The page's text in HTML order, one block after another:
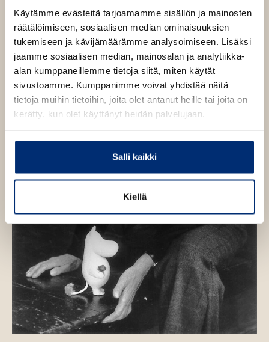
Käytämme evästeitä tarjoamamme sisällön ja mainosten
räätälöimiseen, sosiaalisen median ominaisuuksien
tukemiseen ja kävijämäärämme analysoimiseen. Lisäksi
jaamme sosiaalisen median, mainosalan ja analytiikka-
alan kumppaneillemme tietoja siitä, miten käytät
sivustoamme. Kumppanimme voivat yhdistää näitä
tietoja muihin tietoihin, joita olet antanut heille tai joita on
kerätty, kun olet käyttänyt heidän palvelujaan.
Salli kaikki
Kiellä
l
i
l
e
h
t
e
e